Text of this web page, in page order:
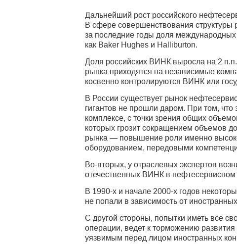
Дальнейший рост российского
В сфере совершенствования
за последние годы доля международных
как Baker Hughes и Halliburton.
Доля российских ВИНК выросла на 2
рынка приходятся на независимые
косвенно контролируются ВИНК или
В России существует рынок
гигантов не прошли даром. При том,
комплексе, с точки зрения общих
которых грозит сокращением объемов
рынка — повышение роли именно
оборудованием, передовыми
Во-вторых, у отраслевых экспертов
отечественных ВИНК в нефтесервисном
В 1990-х и начале 2000-х годов
не попали в зависимость от
С другой стороны, попытки иметь все
операции, ведет к торможению
уязвимым перед лицом иностранных